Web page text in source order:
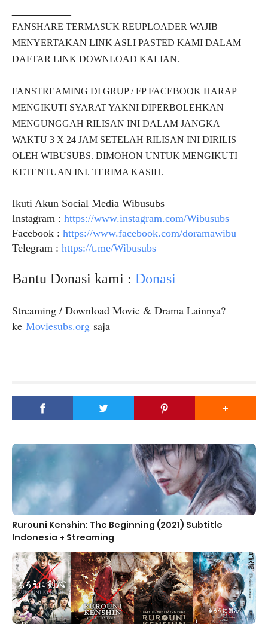
FANSHARE TERMASUK REUPLOADER WAJIB
MENYERTAKAN LINK ASLI PASTED KAMI DALAM
DAFTAR LINK DOWNLOAD KALIAN.
FANSTREAMING DI GRUP / FP FACEBOOK HARAP
MENGIKUTI SYARAT YAKNI DIPERBOLEHKAN
MENGUNGGAH RILISAN INI DALAM JANGKA
WAKTU 3 X 24 JAM SETELAH RILISAN INI DIRILIS
OLEH WIBUSUBS. DIMOHON UNTUK MENGIKUTI
KETENTUAN INI. TERIMA KASIH.
Ikuti Akun Social Media Wibusubs
Instagram : https://www.instagram.com/Wibusubs
Facebook : https://www.facebook.com/doramawibu
Telegram : https://t.me/Wibusubs
Bantu Donasi kami : Donasi
Streaming / Download Movie & Drama Lainnya?
ke Moviesubs.org saja
Rurouni Kenshin: The Beginning (2021) Subtitle
Indonesia + Streaming